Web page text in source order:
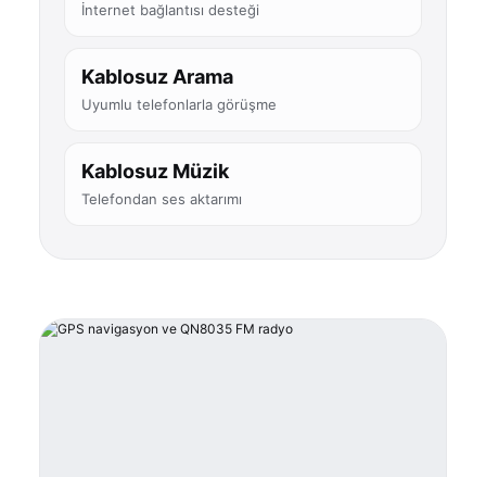
İnternet bağlantısı desteği
Kablosuz Arama
Uyumlu telefonlarla görüşme
Kablosuz Müzik
Telefondan ses aktarımı